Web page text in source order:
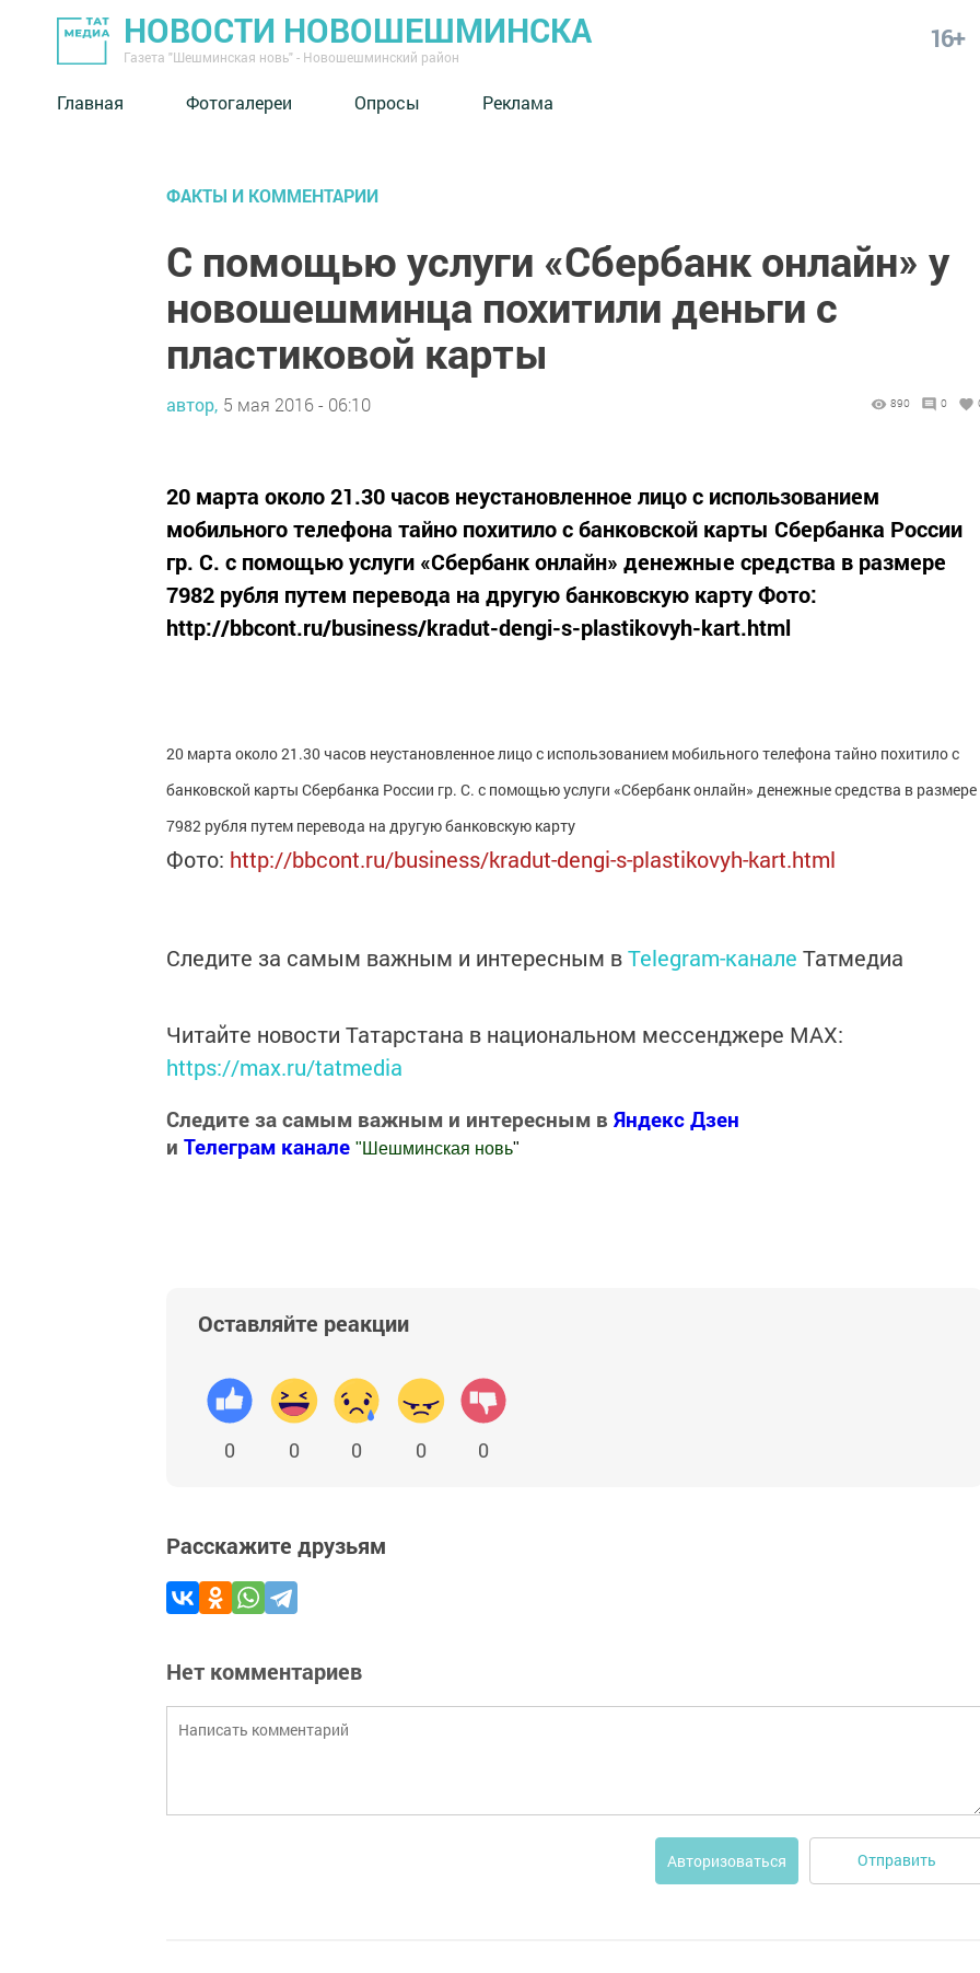
НОВОСТИ НОВОШЕШМИНСКА
Газета "Шешминская новь" - Новошешминский район
16+
Главная Фотогалереи Опросы Реклама
ФАКТЫ И КОММЕНТАРИИ
С помощью услуги «Сбербанк онлайн» у
новошешминца похитили деньги с
пластиковой карты
автор, 5 мая 2016 - 06:10 890 0
20 марта около 21.30 часов неустановленное лицо с использованием
мобильного телефона тайно похитило с банковской карты Сбербанка России
гр. С. с помощью услуги «Сбербанк онлайн» денежные средства в размере
7982 рубля путем перевода на другую банковскую карту Фото:
http://bbcont.ru/business/kradut-dengi-s-plastikovyh-kart.html
20 марта около 21.30 часов неустановленное лицо с использованием мобильного телефона тайно похитило с
банковской карты Сбербанка России гр. С. с помощью услуги «Сбербанк онлайн» денежные средства в размере
7982 рубля путем перевода на другую банковскую карту
Фото: http://bbcont.ru/business/kradut-dengi-s-plastikovyh-kart.html
Следите за самым важным и интересным вTelegram-канале Татмедиа
Читайте новости Татарстана в национальном мессенджере MАХ:
https://max.ru/tatmedia
Следите за самым важным и интересным в Яндекс Дзен
и Телеграм канале " Шешминская новь"
Оставляйте реакции
0 0 0 0 0
Расскажите друзьям
Нет комментариев
Авторизоваться Отправить